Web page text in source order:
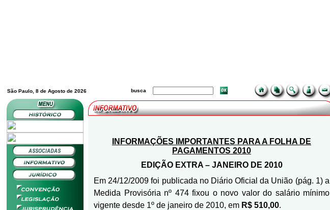
São Paulo, 8 de Agosto de 2026 busca
INFORMAÇÕES IMPORTANTES PARA A FOLHA DE
PAGAMENTOS 2010
EDIÇÃO EXTRA – JANEIRO DE 2010
Em 24/12/2009 foi publicada no Diário Oficial da União (pág. 1) a
Medida Provisória nº 474 fixou o novo valor do salário mínimo
vigente desde 1º de janeiro de 2010, em R$ 510,00.